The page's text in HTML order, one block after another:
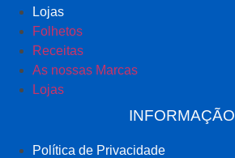
Lojas
Folhetos
Receitas
As nossas Marcas
Lojas
INFORMAÇÃO
Política de Privacidade